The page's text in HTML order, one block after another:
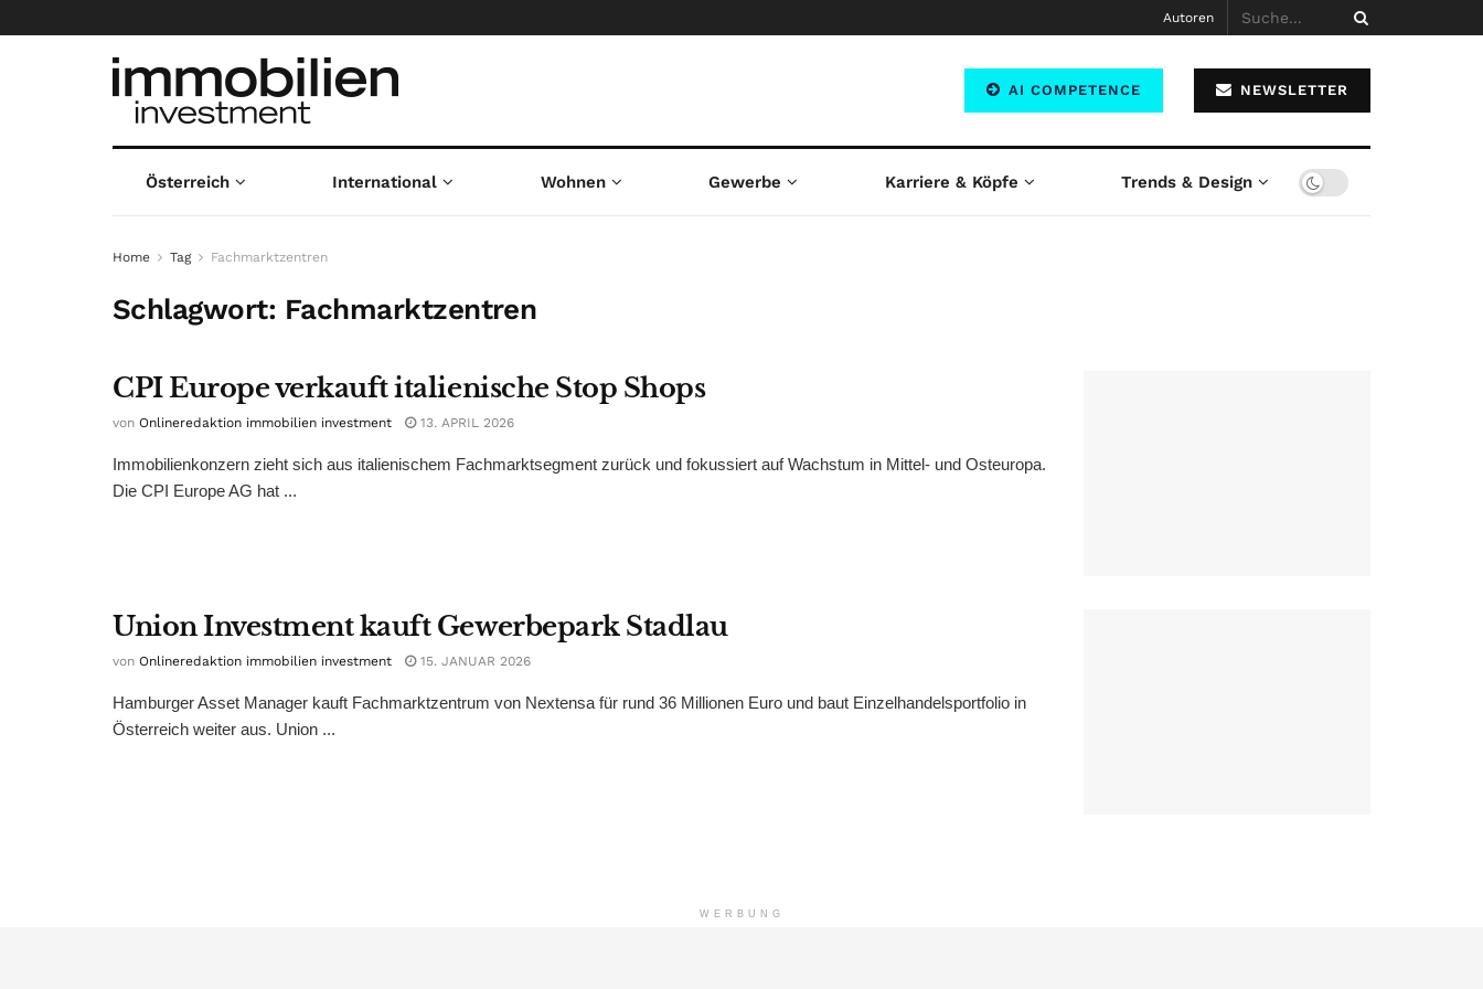
Autoren
AI COMPETENCE NEWSLETTER
Österreich International Wohnen Gewerbe Karriere & Köpfe Trends & Design
Home Tag Fachmarktzentren
Schlagwort: Fachmarktzentren
CPI Europe verkauft italienische Stop Shops
von Onlineredaktion immobilien investment 13. APRIL 2026
Immobilienkonzern zieht sich aus italienischem Fachmarktsegment zurück und fokussiert auf Wachstum in Mittel- und Osteuropa.
Die CPI Europe AG hat ...
Union Investment kauft Gewerbepark Stadlau
von Onlineredaktion immobilien investment 15. JANUAR 2026
Hamburger Asset Manager kauft Fachmarktzentrum von Nextensa für rund 36 Millionen Euro und baut Einzelhandelsportfolio in
Österreich weiter aus. Union ...
WERBUNG